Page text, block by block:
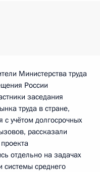
Министерства труда
России
заседания
труда в стране,
с учётом долгосрочных
рассказали
отдельно на задачах
системы среднего